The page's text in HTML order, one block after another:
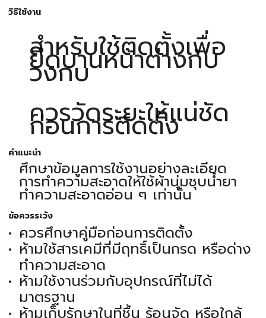
วิธีใช้งาน
สำหรับใช้ติดตั้งเพื่อ
ยึดบานหน้าต่างกับ
วงกบ
ควรวัดระยะให้แน่ชัด
ก่อนการติดตั้ง
คำแนะนำ
ศึกษาข้อมูลการใช้งานอย่างละเอียด
การทำความสะอาดให้ใช้ผ้านุ่มชุบน้ำยา
ทำความสะอาดอ่อน ๆ เท่านั้น
ข้อควรระวัง
ควรศึกษาคู่มือก่อนการติดตั้ง
ห้ามใช้สารเคมีที่มีฤทธิ์เป็นกรด หรือด่าง
ทำความสะอาด
ห้ามใช้งานร่วมกับอุปกรณ์ที่ไม่ได้
มาตรฐาน
ห้ามเก็บรักษาในที่ชื้น ร้อนจัด หรือใกล้